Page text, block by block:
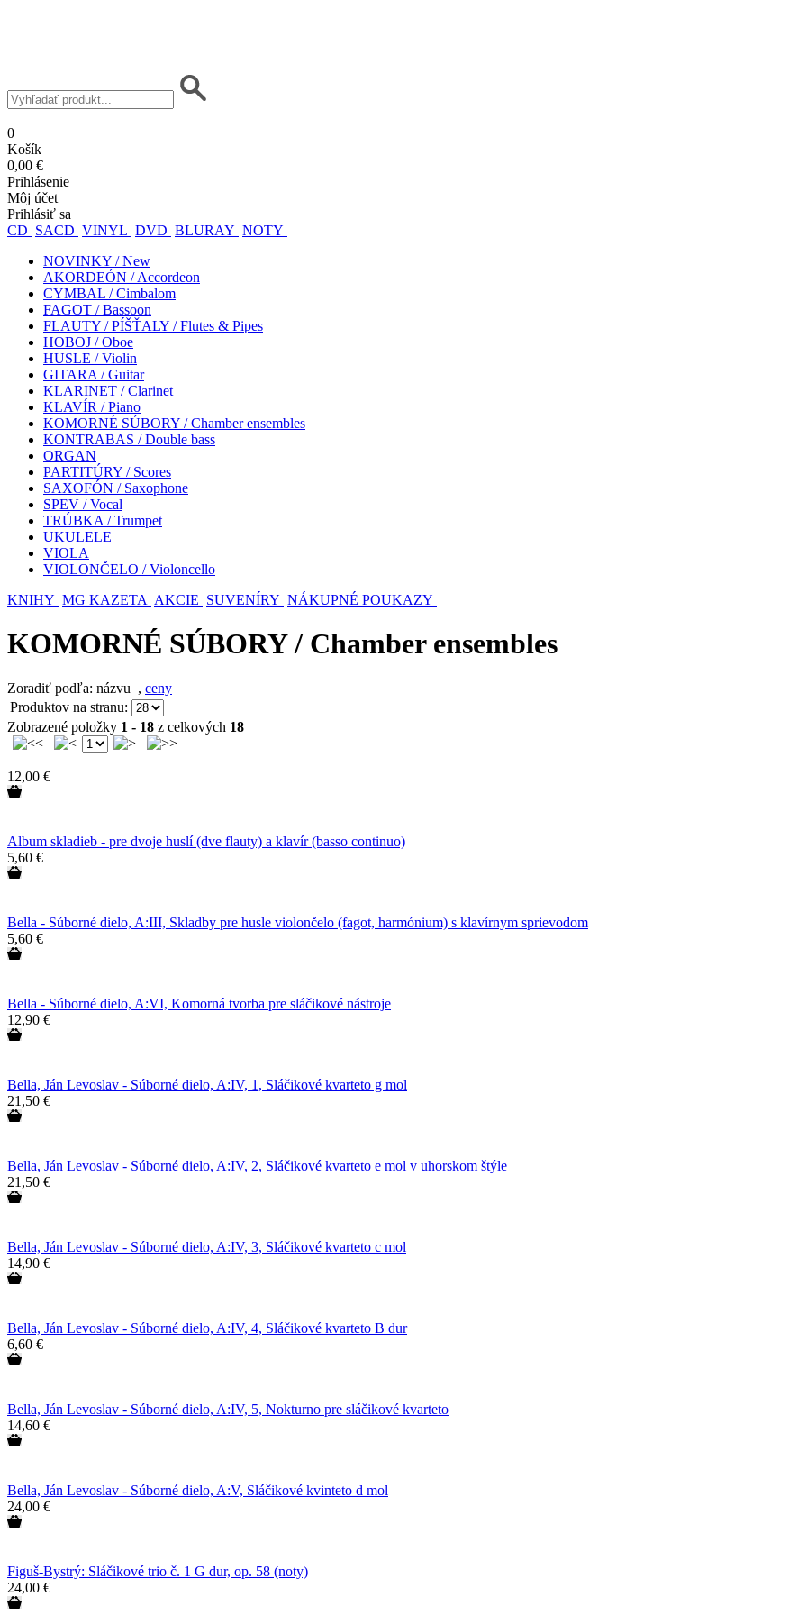
0
Košík
0,00 €
Prihlásenie
Môj účet
Prihlásiť sa
CD SACD VINYL DVD BLURAY NOTY
NOVINKY / New
AKORDEÓN / Accordeon
CYMBAL / Cimbalom
FAGOT / Bassoon
FLAUTY / PÍŠŤALY / Flutes & Pipes
HOBOJ / Oboe
HUSLE / Violin
GITARA / Guitar
KLARINET / Clarinet
KLAVÍR / Piano
KOMORNÉ SÚBORY / Chamber ensembles
KONTRABAS / Double bass
ORGAN
PARTITÚRY / Scores
SAXOFÓN / Saxophone
SPEV / Vocal
TRÚBKA / Trumpet
UKULELE
VIOLA
VIOLONČELO / Violoncello
KNIHY MG KAZETA AKCIE SUVENÍRY NÁKUPNÉ POUKAZY
KOMORNÉ SÚBORY / Chamber ensembles
Zoradiť podľa: názvu , ceny
Produktov na stranu:
Zobrazené položky 1 - 18 z celkových 18
12,00 €
Album skladieb - pre dvoje huslí (dve flauty) a klavír (basso continuo)
5,60 €
Bella - Súborné dielo, A:III, Skladby pre husle violončelo (fagot, harmónium) s klavírnym sprievodom
5,60 €
Bella - Súborné dielo, A:VI, Komorná tvorba pre sláčikové nástroje
12,90 €
Bella, Ján Levoslav - Súborné dielo, A:IV, 1, Sláčikové kvarteto g mol
21,50 €
Bella, Ján Levoslav - Súborné dielo, A:IV, 2, Sláčikové kvarteto e mol v uhorskom štýle
21,50 €
Bella, Ján Levoslav - Súborné dielo, A:IV, 3, Sláčikové kvarteto c mol
14,90 €
Bella, Ján Levoslav - Súborné dielo, A:IV, 4, Sláčikové kvarteto B dur
6,60 €
Bella, Ján Levoslav - Súborné dielo, A:IV, 5, Nokturno pre sláčikové kvarteto
14,60 €
Bella, Ján Levoslav - Súborné dielo, A:V, Sláčikové kvinteto d mol
24,00 €
Figuš-Bystrý: Sláčikové trio č. 1 G dur, op. 58 (noty)
24,00 €